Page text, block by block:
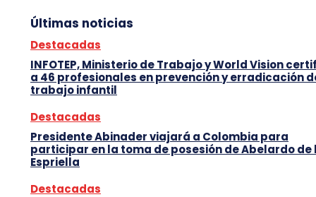
Últimas noticias
Destacadas
INFOTEP, Ministerio de Trabajo y World Vision
a 46 profesionales en prevención y erradicación
trabajo infantil
Destacadas
Presidente Abinader viajará a Colombia para
participar en la toma de posesión de Abelardo de
Espriella
Destacadas